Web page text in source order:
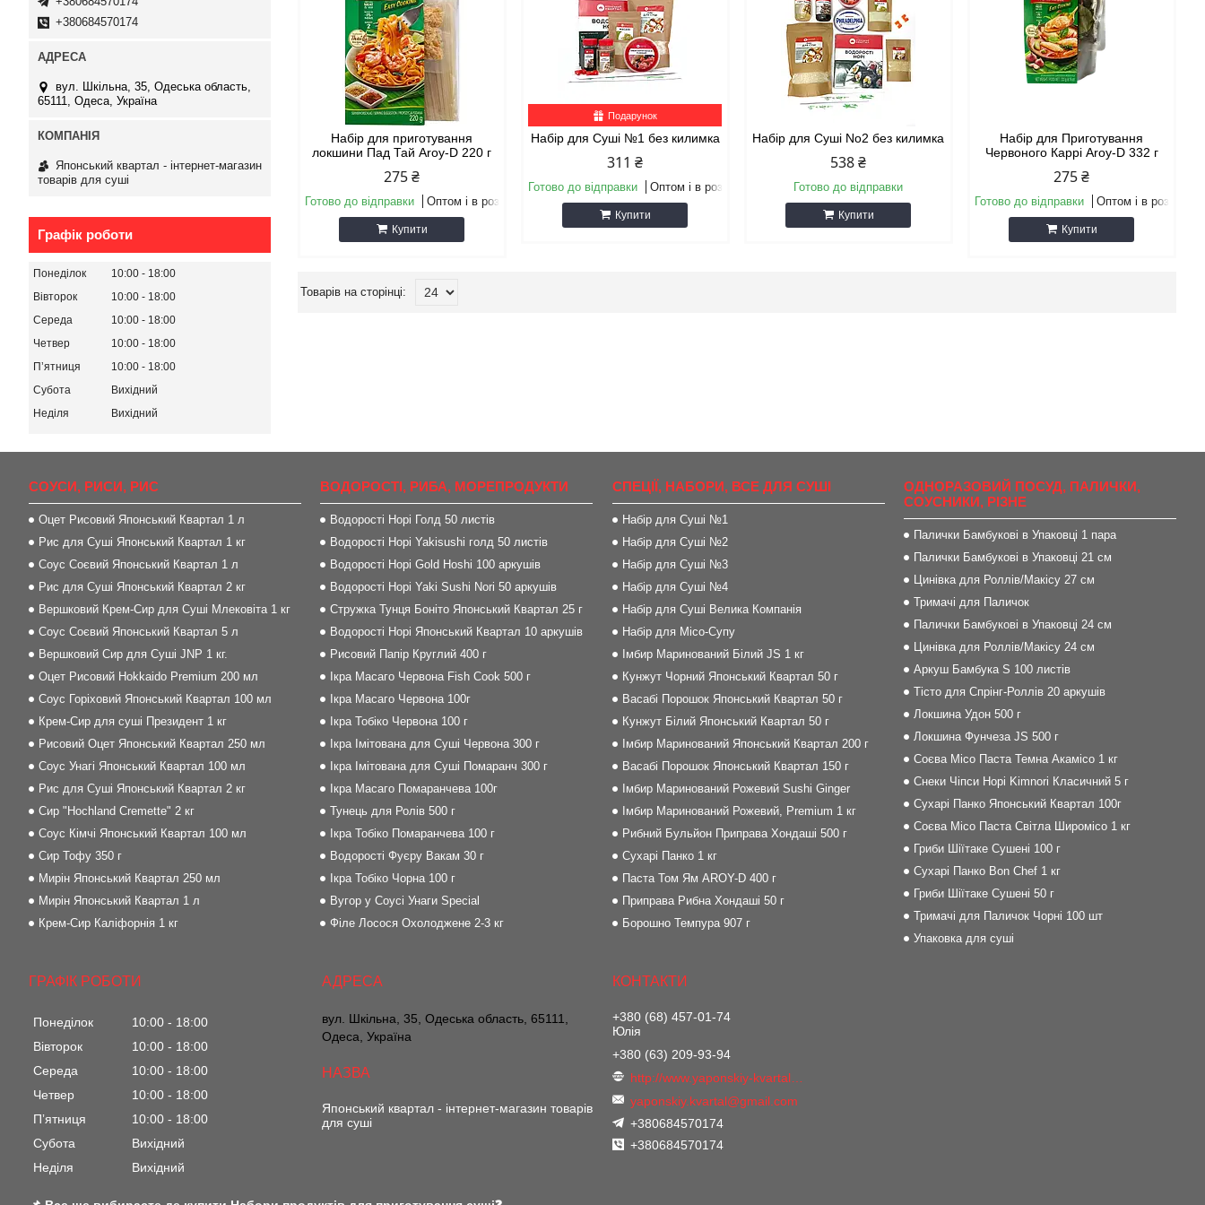
Набір для приготування
локшини Пад Тай Aroy-D 220 г
275 ₴
Готово до відправки Оптом і в роздріб
Купити
Подарунок
Набір для Суші №1 без килимка
311 ₴
Готово до відправки Оптом і в роздріб
Купити
Набір для Суші No2 без килимка
538 ₴
Готово до відправки
Купити
Набір для Приготування
Червоного Каррі Aroy-D 332 г
275 ₴
Готово до відправки Оптом і в роздріб
Купити
+380684570174
вул. Шкільна, 35, Одеська область,
65111, Одеса, Україна
Японський квартал - інтернет-магазин
товарів для суші
Графік роботи
Понеділок 10:00
18:00
Вівторок
10:00
18:00
Середа
10:00
18:00
Четвер
10:00
18:00
Пʼятниця
10:00
18:00
Субота
Вихідний
Неділя
Вихідний
СОУСИ, РИСИ, РИС
Оцет Рисовий Японський Квартал 1 л
Рис для Суші Японський Квартал 1 кг
Соус Соєвий Японський Квартал 1 л
Рис для Суші Японський Квартал 2 кг
Вершковий Крем-Сир для Суші Млековіта 1 кг
Соус Соєвий Японський Квартал 5 л
Вершковий Сир для Суші JNP 1 кг.
Оцет Рисовий Hokkaido Premium 200 мл
Соус Горіховий Японський Квартал 100 мл
Крем-Сир для суші Президент 1 кг
Рисовий Оцет Японський Квартал 250 мл
Соус Унагі Японський Квартал 100 мл
Рис для Суші Японський Квартал 2 кг
Сир "Hochland Cremette" 2 кг
Соус Кімчі Японський Квартал 100 мл
Сир Тофу 350 г
Мирін Японський Квартал 250 мл
Мирін Японський Квартал 1 л
Крем-Сир Каліфорнія 1 кг
ВОДОРОСТІ, РИБА, МОРЕПРОДУКТИ
Водорості Норі Голд 50 листів
Водорості Норі Yakisushi голд 50 листів
Водорості Норі Gold Hoshi 100 аркушів
Водорості Норі Yaki Sushi Nori 50 аркушів
Стружка Тунця Боніто Японський Квартал 25 г
Водорості Норі Японський Квартал 10 аркушів
Рисовий Папір Круглий 400 г
Ікра Масаго Червона Fish Cook 500 г
Ікра Масаго Червона 100г
Ікра Тобіко Червона 100 г
Ікра Імітована для Суші Червона 300 г
Ікра Імітована для Суші Помаранч 300 г
Ікра Масаго Помаранчева 100г
Тунець для Ролів 500 г
Ікра Тобіко Помаранчева 100 г
Водорості Фуєру Вакам 30 г
Ікра Тобіко Чорна 100 г
Вугор у Соусі Унаги Special
Філе Лосося Охолоджене 2-3 кг
СПЕЦІЇ, НАБОРИ, ВСЕ ДЛЯ СУШІ
Набір для Суші №1
Набір для Суші №2
Набір для Суші №3
Набір для Суші №4
Набір для Суші Велика Компанія
Набір для Місо-Супу
Імбир Маринований Білий JS 1 кг
Кунжут Чорний Японський Квартал 50 г
Васабі Порошок Японський Квартал 50 г
Кунжут Білий Японський Квартал 50 г
Імбир Маринований Японський Квартал 200 г
Васабі Порошок Японський Квартал 150 г
Імбир Маринований Рожевий Sushi Ginger
Імбир Маринований Рожевий, Premium 1 кг
Рибний Бульйон Приправа Хондаші 500 г
Сухарі Панко 1 кг
Паста Том Ям AROY-D 400 г
Приправа Рибна Хондаші 50 г
Борошно Темпура 907 г
ОДНОРАЗОВИЙ ПОСУД, ПАЛИЧКИ,
СОУСНИКИ, РІЗНЕ
Палички Бамбукові в Упаковці 1 пара
Палички Бамбукові в Упаковці 21 см
Цинівка для Роллів/Макісу 27 см
Тримачі для Паличок
Палички Бамбукові в Упаковці 24 см
Цинівка для Роллів/Макісу 24 см
Аркуш Бамбука S 100 листів
Тісто для Спрінг-Роллів 20 аркушів
Локшина Удон 500 г
Локшина Фунчеза JS 500 г
Соєва Місо Паста Темна Акамісо 1 кг
Снеки Чіпси Норі Kimnori Класичний 5 г
Сухарі Панко Японський Квартал 100г
Соєва Місо Паста Світла Широмісо 1 кг
Гриби Шіїтаке Сушені 100 г
Сухарі Панко Bon Сhef 1 кг
Гриби Шіїтаке Сушені 50 г
Тримачі для Паличок Чорні 100 шт
Упаковка для суші
ГРАФІК РОБОТИ
Понеділок 10:00
18:00
Вівторок
10:00
18:00
Середа
10:00
18:00
Четвер
10:00
18:00
Пʼятниця
10:00
18:00
Субота
Вихідний
Неділя
Вихідний
вул. Шкільна, 35, Одеська область, 65111,
Одеса, Україна
Японський квартал - інтернет-магазин товарів
для суші
+380 (68) 457-01-74
Юлія
+380 (63) 209-93-94
yaponskiy.kvartal@gmail.com
+380684570174
+380684570174